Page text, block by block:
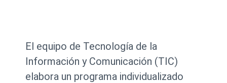
El equipo de Tecnología de la
Información y Comunicación (TIC)
elabora un programa individualizado